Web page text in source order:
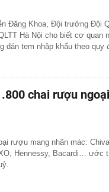
Đăng Khoa, Đội trưởng Đội
Hà Nội cho biết cơ quan
dán tem nhập khẩu theo quy
chai rượu
rượu mang nhãn mác:
Hennessy, Bacardi… ước